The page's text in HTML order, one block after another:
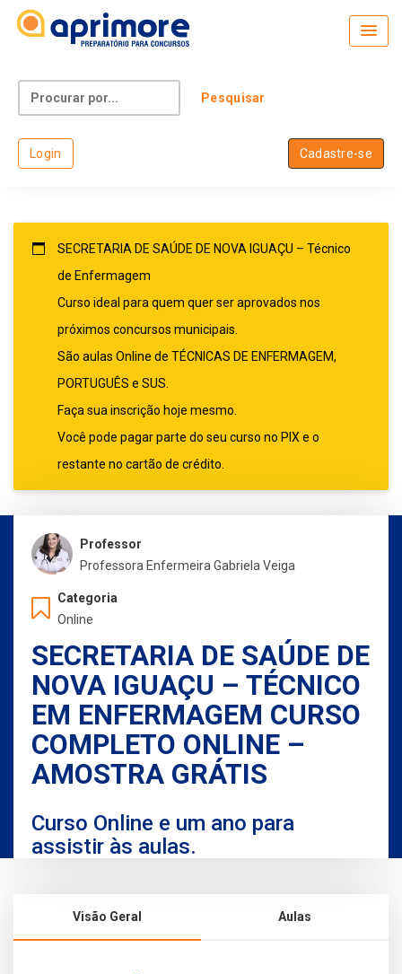
for:
Login Cadastre-se
SECRETARIA DE SAÚDE DE NOVA IGUAÇU – Técnico
de Enfermagem
Curso ideal para quem quer ser aprovados nos
próximos concursos municipais.
São aulas Online de TÉCNICAS DE ENFERMAGEM,
PORTUGUÊS e SUS.
Faça sua inscrição hoje mesmo.
Você pode pagar parte do seu curso no PIX e o
restante no cartão de crédito.
Professor
Professora Enfermeira Gabriela Veiga
Categoria
Online
SECRETARIA DE SAÚDE DE
NOVA IGUAÇU – TÉCNICO
EM ENFERMAGEM CURSO
COMPLETO ONLINE –
AMOSTRA GRÁTIS
Curso Online e um ano para
assistir às aulas.
Visão Geral Aulas